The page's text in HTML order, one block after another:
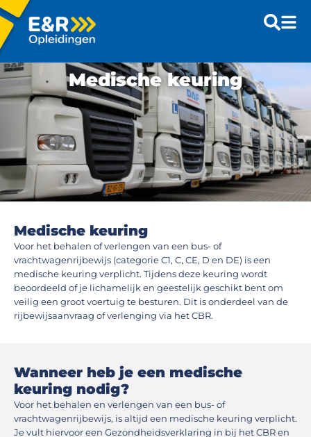
Medische keuring
Medische keuring
Voor het behalen of verlengen van een bus- of
vrachtwagenrijbewijs (categorie C1, C, CE, D en DE) is een
medische keuring verplicht. Tijdens deze keuring wordt
beoordeeld of je lichamelijk en geestelijk geschikt bent om
veilig een groot voertuig te besturen. Dit is onderdeel van de
rijbewijsaanvraag of verlenging via het CBR.
Wanneer heb je een medische
keuring nodig?
Voor het behalen en verlengen van een bus- of
vrachtwagenrijbewijs, is altijd een medische keuring verplicht.
Je vult hiervoor een Gezondheidsverklaring in bij het CBR en